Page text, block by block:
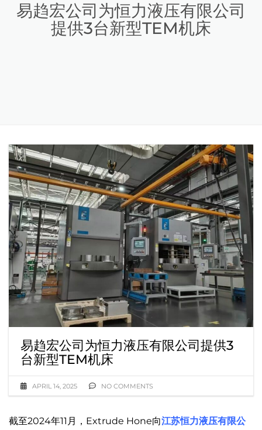
易趋宏公司为恒力液压有限公司
提供3台新型TEM机床
易趋宏公司为恒力液压有限公司提供3
台新型TEM机床
APRIL 14, 2025 NO COMMENTS
截至2024年11月，Extrude Hone向江苏恒力液压有限公